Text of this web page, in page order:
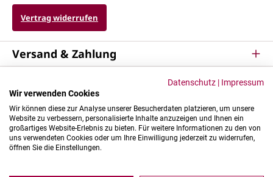
Vertrag widerrufen
Versand & Zahlung
Kontakt & Mehr
Datenschutz | Impressum
Wir verwenden Cookies
Wir können diese zur Analyse unserer Besucherdaten platzieren, um unsere
Website zu verbessern, personalisierte Inhalte anzuzeigen und Ihnen ein
großartiges Website-Erlebnis zu bieten. Für weitere Informationen zu den von
uns verwendeten Cookies oder um Ihre Einwilligung jederzeit zu widerrufen,
öffnen Sie die Einstellungen.